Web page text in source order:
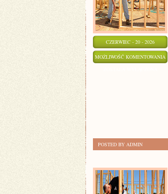
CZERWIEC - 20 - 2026
MOŻLIWOŚĆ KOMENTOWANIA
POSTED BY ADMIN